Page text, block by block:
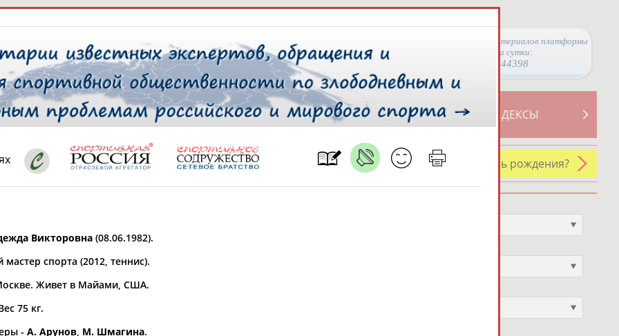
Просмотры материалов платформы
за сутки:
44398
СВОДНЫЕ ИНДЕКСЫ
ТАБЛО АКТИВНОСТИ
РЕСУРСНАЯ ПЛОЩАДКА
У кого сегодня день рождения?
проживания
рождения
Викторовна (08.06.1982).
спорта (2012, теннис).
Живет в Майами, США.
75 кг.
- А. Арунов М. Шмагина.